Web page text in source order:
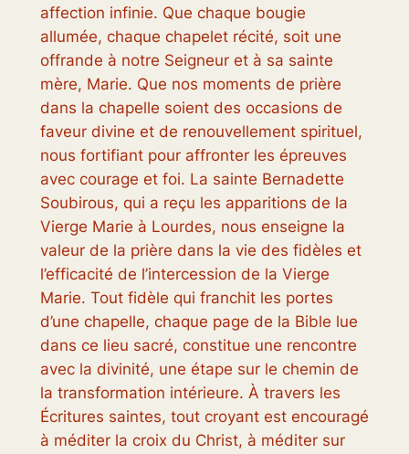
affection infinie. Que chaque bougie
allumée, chaque chapelet récité, soit une
offrande à notre Seigneur et à sa sainte
mère, Marie. Que nos moments de prière
dans la chapelle soient des occasions de
faveur divine et de renouvellement spirituel,
nous fortifiant pour affronter les épreuves
avec courage et foi. La sainte Bernadette
Soubirous, qui a reçu les apparitions de la
Vierge Marie à Lourdes, nous enseigne la
valeur de la prière dans la vie des fidèles et
l’efficacité de l’intercession de la Vierge
Marie. Tout fidèle qui franchit les portes
d’une chapelle, chaque page de la Bible lue
dans ce lieu sacré, constitue une rencontre
avec la divinité, une étape sur le chemin de
la transformation intérieure. À travers les
Écritures saintes, tout croyant est encouragé
à méditer la croix du Christ, à méditer sur